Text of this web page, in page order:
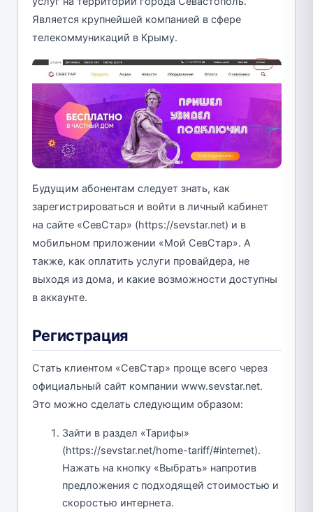
Является крупнейшей компанией в сфере
телекоммуникаций в Крыму.
Будущим абонентам следует знать, как
зарегистрироваться и войти в личный кабинет
на сайте «СевСтар» (https://sevstar.net) и в
мобильном приложении «Мой СевСтар». А
также, как оплатить услуги провайдера, не
выходя из дома, и какие возможности доступны
в аккаунте.
Регистрация
Стать клиентом «СевСтар» проще всего через
официальный сайт компании www.sevstar.net.
Это можно сделать следующим образом:
Зайти в раздел «Тарифы»
(https://sevstar.net/home-tariff/#internet).
Нажать на кнопку «Выбрать» напротив
предложения с подходящей стоимостью и
скоростью интернета.